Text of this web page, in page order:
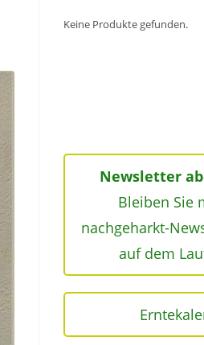
Keine Produkte gefunden.
Newsletter
Bleiben Sie
nachgeharkt-
auf dem